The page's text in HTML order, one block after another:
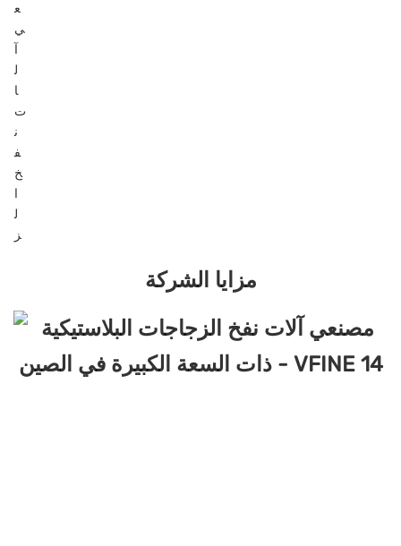
مزايا الشركة